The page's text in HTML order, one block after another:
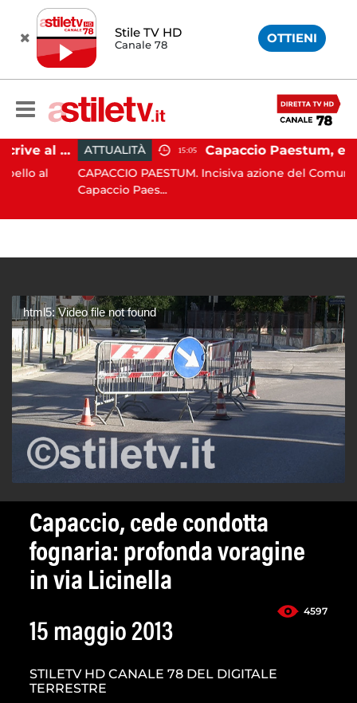
Stile TV HD
Canale 78 OTTIENI
Paestum, Codacons scrive al ministro Giuli: "Rilanciare scavi dell'Anfiteatro nell'area archeologica"
al
ATTUALITÀ 15:05
CAPACCIO PAESTUM. Incisiva azione del Comune di
Capaccio Paes...
html5: Video file not found
Capaccio, cede condotta
fognaria: profonda voragine
in via Licinella
4597
15 maggio 2013
STILETV HD CANALE 78 DEL DIGITALE
TERRESTRE